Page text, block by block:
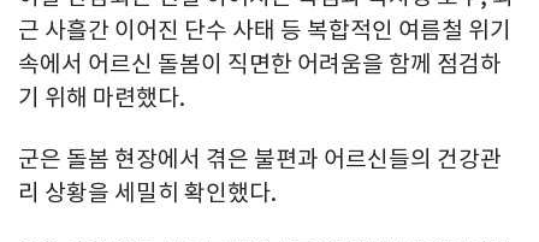
근 사흘간 이어진 단수 사태 등 복합적인 여름철 위기
속에서 어르신 돌봄이 직면한 어려움을 함께 점검하
기 위해 마련했다.
군은 돌봄 현장에서 겪은 불편과 어르신들의 건강관
리 상황을 세밀히 확인했다.